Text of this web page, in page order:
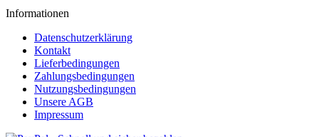
Informationen
Datenschutzerklärung
Kontakt
Lieferbedingungen
Zahlungsbedingungen
Nutzungsbedingungen
Unsere AGB
Impressum